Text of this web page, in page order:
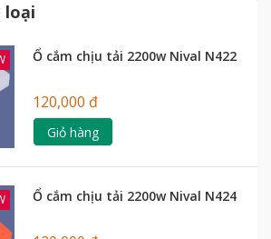
loại
Ổ cắm chịu tải 2200w Nival N422
120,000 đ
Giỏ hàng
Ổ cắm chịu tải 2200w Nival N424